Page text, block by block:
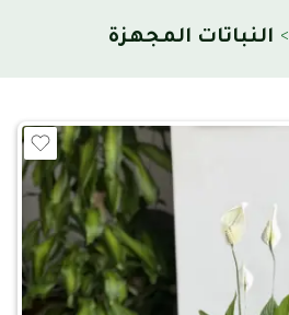
> النباتات المجهزة